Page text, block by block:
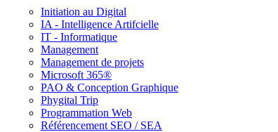
Initiation au Digital
IA - Intelligence Artifcielle
IT - Informatique
Management
Management de projets
Microsoft 365®
PAO & Conception Graphique
Phygital Trip
Programmation Web
Référencement SEO / SEA